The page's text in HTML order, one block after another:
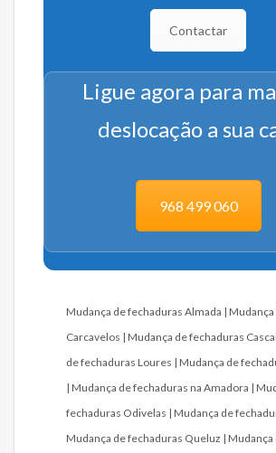
Contactar
Ligue agora para
deslocação a sua
968 499 060
Mudança de fechaduras Almada
Carcavelos Mudança de fechaduras
de fechaduras Loures Mudança de
Mudança de fechaduras na Amadora
fechaduras Odivelas Mudança de
Mudança de fechaduras Queluz Mudança